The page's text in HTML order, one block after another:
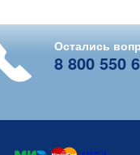
Остались
8 800 550